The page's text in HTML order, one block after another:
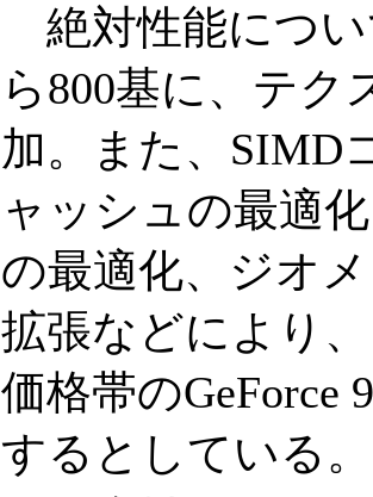
絶対性能につい
ら800基に、テク
加。また、SIMD
ャッシュの最適
の最適化、ジオ
拡張などにより
価格帯のGeForce
するとしている